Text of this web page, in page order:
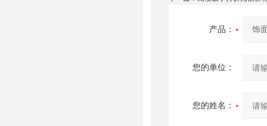
产品：
您的单位：
您的姓名：